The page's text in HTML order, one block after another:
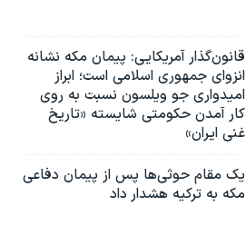
قانون‌گذار آمریکایی: پیمان مکه نشانه
انزوای جمهوری اسلامی است؛ ابراز
امیدواری جو ویلسون نسبت به روی
کار آمدن حکومتی شایسته «تاریخ
غنی ایران»
یک مقام حوثی‌ها پس از پیمان دفاعی
مکه به ترکیه هشدار داد